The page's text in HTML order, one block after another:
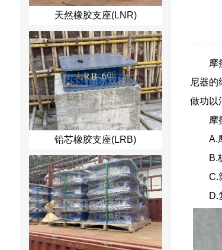
天然橡胶支座(LNR)
铅芯橡胶支座(LRB)
摩
尼器的
做功以
摩
A.
B.
C.
D.